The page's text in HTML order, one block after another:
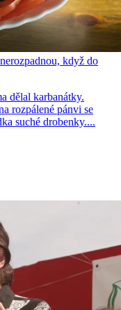
když do
dělal karbanátky.
rozpálené pánvi se
suché drobenky....